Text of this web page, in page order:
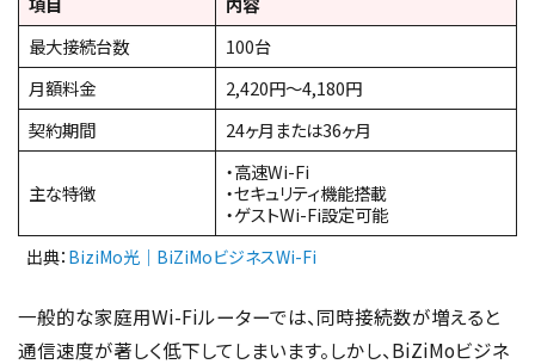
最大接続台数
100台
月額料金
2,420円～4,180円
契約期間
24ヶ月または36ヶ月
主な特徴
・高速Wi-Fi
・セキュリティ機能搭載
・ゲストWi-Fi設定可能
出典： BiziMo光｜BiZiMoビジネスWi-Fi
一般的な家庭用Wi-Fiルーターでは、同時接続数が増えると
通信速度が著しく低下してしまいます。しかし、BiZiMoビジネ